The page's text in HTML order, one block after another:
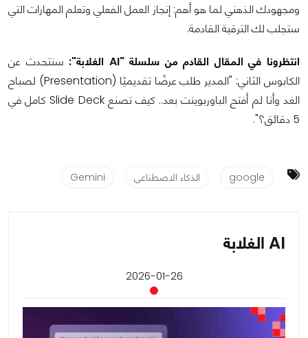
ومجهودك الذهني لما هو أهم: إنجاز العمل الفعلي وتعلم المهارات التي
ستجلب لك الترقية القادمة.
انتظرونا في المقال القادم من سلسلة "AI الغلابة":
سنتحدث عن
الكابوس الثاني: "المدير طلب عرضًا تقديميًا (Presentation) لصباح
الغد وأنا لم أفتح الباوربوينت بعد.. كيف تصنع Slide Deck كامل في
5 دقائق؟".
google الذكاء الاصطناعي Gemini
AI الغلابة
2026-01-26